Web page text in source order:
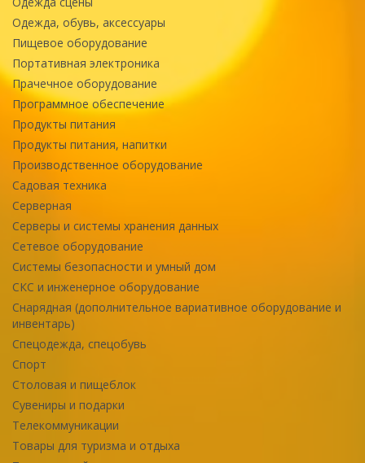
Одежда, обувь, аксессуары
Пищевое оборудование
Портативная электроника
Прачечное оборудование
Программное обеспечение
Продукты питания
Продукты питания, напитки
Производственное оборудование
Садовая техника
Серверная
Серверы и системы хранения данных
Сетевое оборудование
Системы безопасности и умный дом
СКС и инженерное оборудование
Снарядная (дополнительное вариативное оборудование и
инвентарь)
Спецодежда, спецобувь
Спорт
Столовая и пищеблок
Сувениры и подарки
Телекоммуникации
Товары для туризма и отдыха